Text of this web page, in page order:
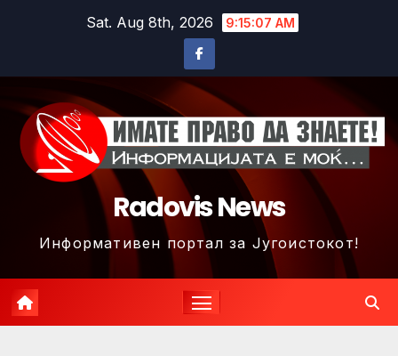
Sat. Aug 8th, 2026 9:15:10 AM
Radovis News
Информативен портал за Југоистокот!